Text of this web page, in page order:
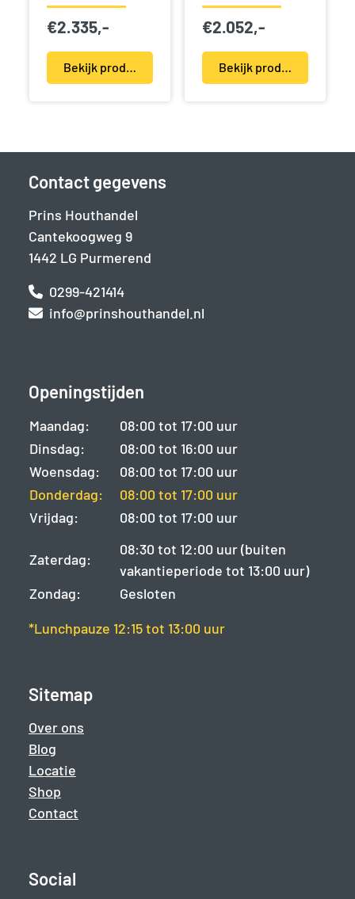
€2.335,-
Bekijk product(en)
€2.052,-
Bekijk product(en)
Contact gegevens
Prins Houthandel
Cantekoogweg 9
1442 LG Purmerend
0299-421414
info@prinshouthandel.nl
Openingstijden
Maandag:
08:00 tot 17:00 uur
Dinsdag:
08:00 tot 16:00 uur
Woensdag:
08:00 tot 17:00 uur
Donderdag:
08:00 tot 17:00 uur
Vrijdag:
08:00 tot 17:00 uur
Zaterdag:
08:30 tot 12:00 uur (buiten
vakantieperiode tot 13:00 uur)
Zondag:
Gesloten
*Lunchpauze 12:15 tot 13:00 uur
Sitemap
Over ons
Blog
Locatie
Shop
Contact
Social